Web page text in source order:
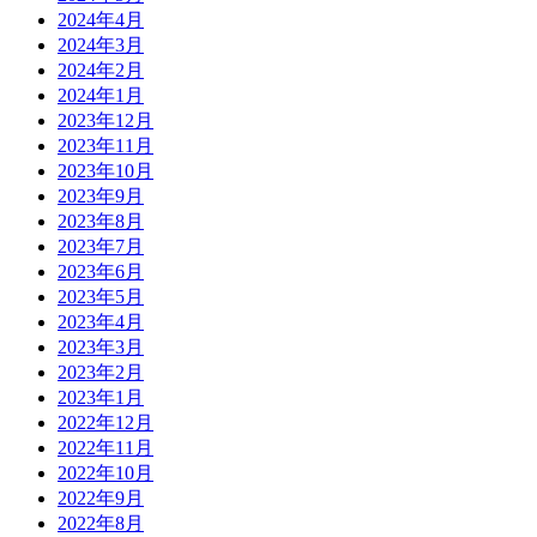
2024年4月
2024年3月
2024年2月
2024年1月
2023年12月
2023年11月
2023年10月
2023年9月
2023年8月
2023年7月
2023年6月
2023年5月
2023年4月
2023年3月
2023年2月
2023年1月
2022年12月
2022年11月
2022年10月
2022年9月
2022年8月